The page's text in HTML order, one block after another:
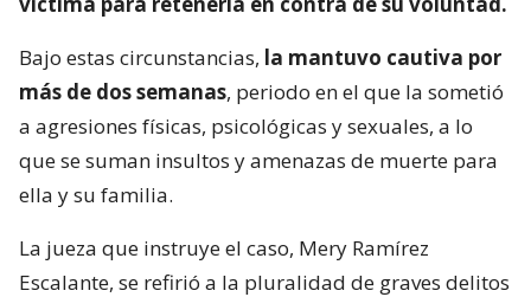
Bajo estas circunstancias, la mantuvo cautiva por
más de dos semanas, periodo en el que la sometió
a agresiones físicas, psicológicas y sexuales, a lo
que se suman insultos y amenazas de muerte para
ella y su familia.
La jueza que instruye el caso, Mery Ramírez
Escalante, se refirió a la pluralidad de graves delitos